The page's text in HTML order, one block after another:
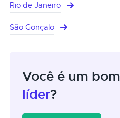
Rio de Janeiro
São Gonçalo
Você é um bom
líder?